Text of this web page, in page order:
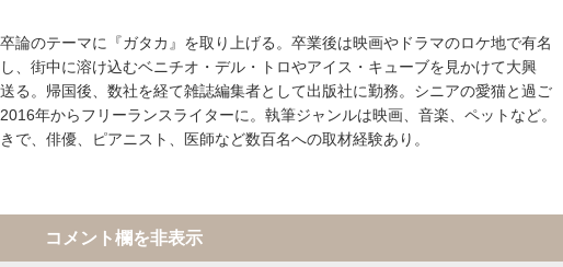
論のテーマに『ガタカ』を取り上げる。卒業後は映画やドラマのロケ地で有名
、街中に溶け込むベニチオ・デル・トロやアイス・キューブを見かけて大興
る。帰国後、数社を経て雑誌編集者として出版社に勤務。シニアの愛猫と過ご
年からフリーランスライターに。執筆ジャンルは映画、音楽、ペットなど。
で、俳優、ピアニスト、医師など数百名への取材経験あり。
コメント欄を非表示